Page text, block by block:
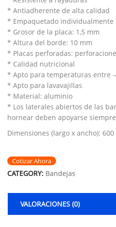
* Antiadherente de alta calidad
* Empaquetado individualmente
* Grosor de la placa: 1,5 mm
* Altura del borde: 10 mm
* Placas perforadas:
* Calidad nutricional
* Apto para temperaturas entre -
* Apto para lavavajillas
* Material: aluminio
* Los laterales abiertos de las
hornear deben apoyarse
Dimensiones (largo x ancho): 600
Cotizar Ahora
CATEGORY: Bandejas
VALORACIONES (0)